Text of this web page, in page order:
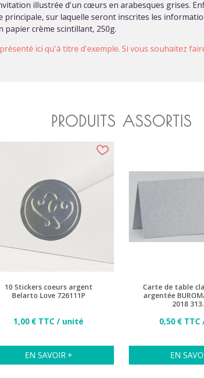
illustrée d'un cœurs en arabesques grises.
principale, sur laquelle seront inscrites les
papier crème scintillant, 250g.
ici qu'à titre d'exemple. Si vous souhaitez
PRODUITS ASSORTIS
10 Stickers coeurs argent
Belarto Love 726111P
Prix
1,00 € TTC / unité
EN SAVOIR +
Carte de table
argentée
2018
0,50 €
EN